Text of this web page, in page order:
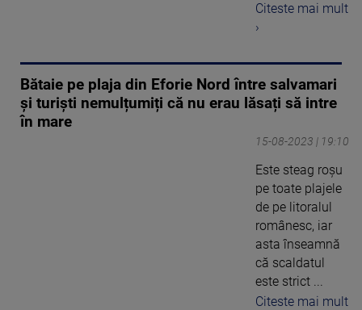
Citeste mai mult
›
Bătaie pe plaja din Eforie Nord între salvamari
și turiști nemulțumiți că nu erau lăsați să intre
în mare
15-08-2023 | 19:10
Este steag roșu
pe toate plajele
de pe litoralul
românesc, iar
asta înseamnă
că scaldatul
este strict ...
Citeste mai mult